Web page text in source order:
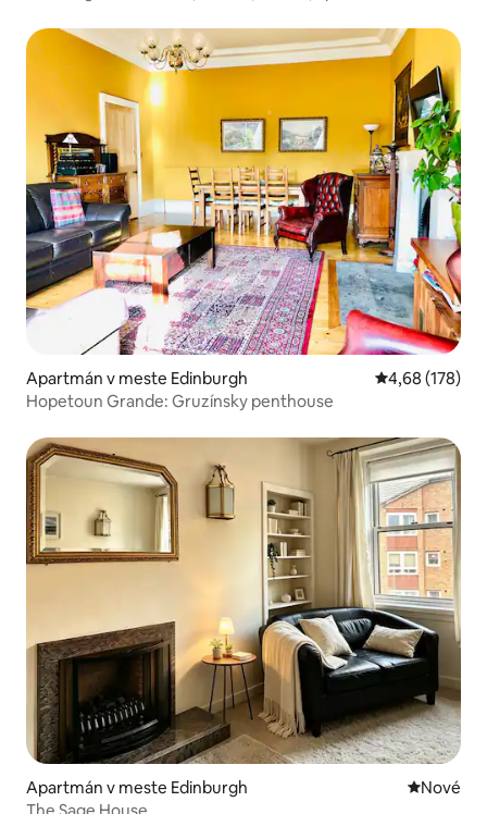
Apartmán v meste Edinburgh Priemerné
4,68 (178)
Hopetoun Grande: Gruzínsky penthouse
Apartmán v meste Edinburgh Nové
Nové